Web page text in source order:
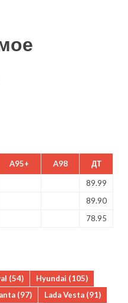
A95+ A98 ДТ
89.99
89.90
78.95
(54) Hyundai (105)
(97) Lada Vesta (91)